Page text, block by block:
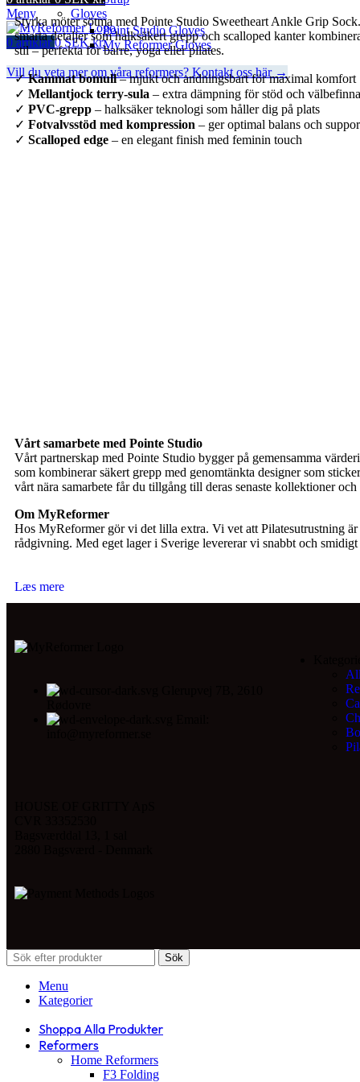
Meny
0artiklar0SEK kr.
Gloves
Point Studio Gloves
My Reformer Gloves
Vill du veta mer om våra reformers? Kontakt oss här →
Styrka möter sötma med Pointe Studio Sweetheart Ankle Grip
smarta detaljer som halksäkert grepp och scalloped kanter
stil – perfekta för barre, yoga eller pilates.
✓Kammat bomull– mjukt och andningsbart för maximal komfort
✓ Mellantjock terry-sula – extra dämpning för stöd och
✓ PVC-grepp – halksäker teknologi som håller dig på plats
✓ Fotvalvsstöd med kompression – ger optimal balans och
✓ Scalloped edge – en elegant finish med feminin touch
Vårt samarbete med Pointe Studio
Vårt partnerskap med Pointe Studio bygger på gemensamma
som kombinerar säkert grepp med genomtänkta designer som
vårt nära samarbete får du tillgång till deras senaste kollektioner
Om MyReformer
Hos MyReformer gör vi det lilla extra. Vi vet att Pilatesutrustning
rådgivning. Med eget lager i Sverige levererar vi snabbt och
Læs mere
Sök
Menu
Kategorier
Shoppa Alla Produkter
Reformers
Home Reformers
F3 Folding